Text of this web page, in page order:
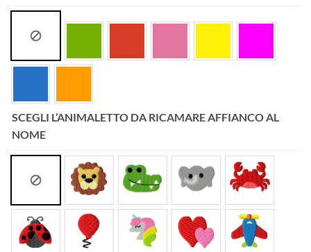
SCEGLI L’ANIMALETTO DA RICAMARE AFFIANCO AL
NOME